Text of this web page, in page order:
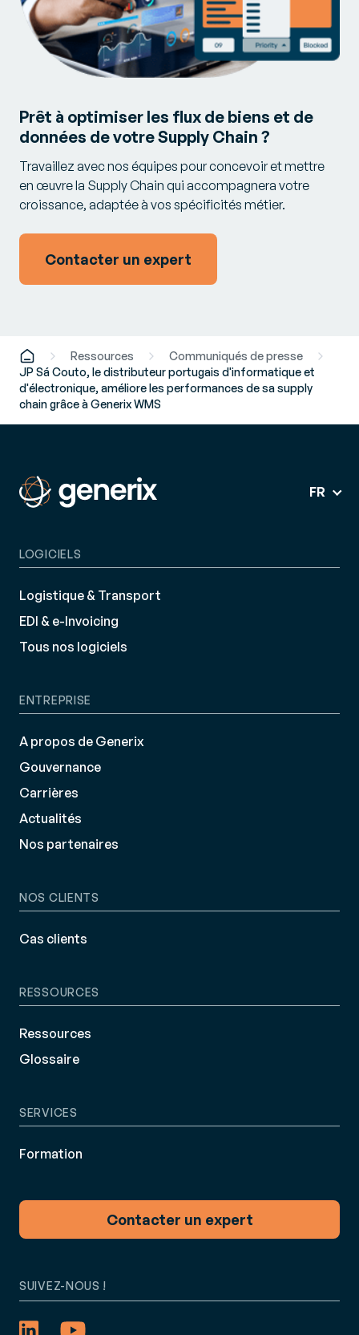
Prêt à optimiser les flux de biens et de
données de votre Supply Chain ?
Travaillez avec nos équipes pour concevoir et mettre
en œuvre la Supply Chain qui accompagnera votre
croissance, adaptée à vos spécificités métier.
Contacter un expert
Ressources
Communiqués de presse
JP Sá Couto, le distributeur portugais d'informatique et
d'électronique, améliore les performances de sa supply
chain grâce à Generix WMS
FR
LOGICIELS
Logistique & Transport
EDI & e-Invoicing
Tous nos logiciels
ENTREPRISE
A propos de Generix
Gouvernance
Carrières
Actualités
Nos partenaires
NOS CLIENTS
Cas clients
RESSOURCES
Ressources
Glossaire
SERVICES
Formation
Contacter un expert
SUIVEZ-NOUS !